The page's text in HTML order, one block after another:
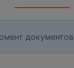
документов